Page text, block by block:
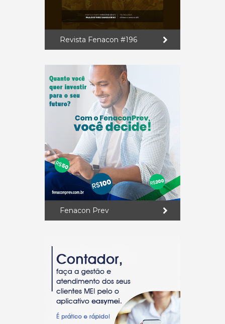
Revista Fenacon #196
Fenacon Prev